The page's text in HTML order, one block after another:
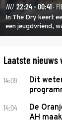
NU 22:24 - 00:41·
In The Dry keert
een jeugdvriend,
vermoeden met
Laatste nieuws
14:09
Dit
14:04
De
AH